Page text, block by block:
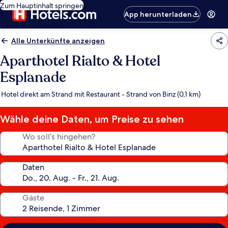
Zum Hauptinhalt springen
App herunterladen
Alle Unterkünfte anzeigen
Aparthotel Rialto & Hotel
Esplanade
Hotel direkt am Strand mit Restaurant - Strand von Binz (0,1 km)
Wähle deine Daten, um Preise zu sehen
Wo soll’s hingehen?
Daten
Gäste